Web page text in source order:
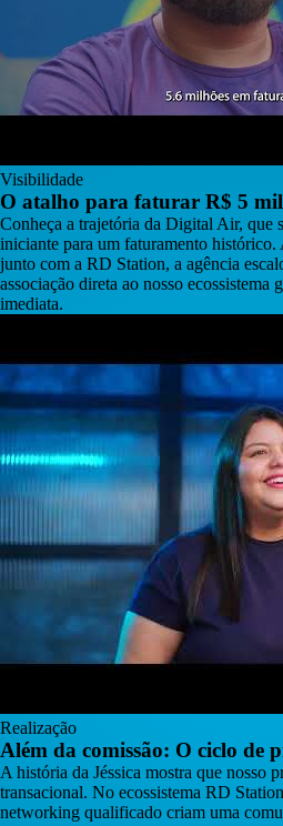
Visibilidade
O atalho para faturar R$ 5
Conheça a trajetória da Digital Air, que
iniciante para um faturamento
junto com a RD Station, a agência
associação direta ao nosso ecossistema
imediata.
Realização
Além da comissão: O ciclo de
A história da Jéssica mostra que nosso
transacional. No ecossistema RD
networking qualificado criam uma